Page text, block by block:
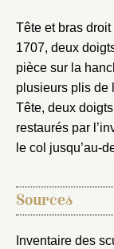
Tête et bras
1707, deux
pièce sur la
plusieurs plis de
Tête, deux
restaurés par
le col jusqu’au-
Sources
Inventaire des